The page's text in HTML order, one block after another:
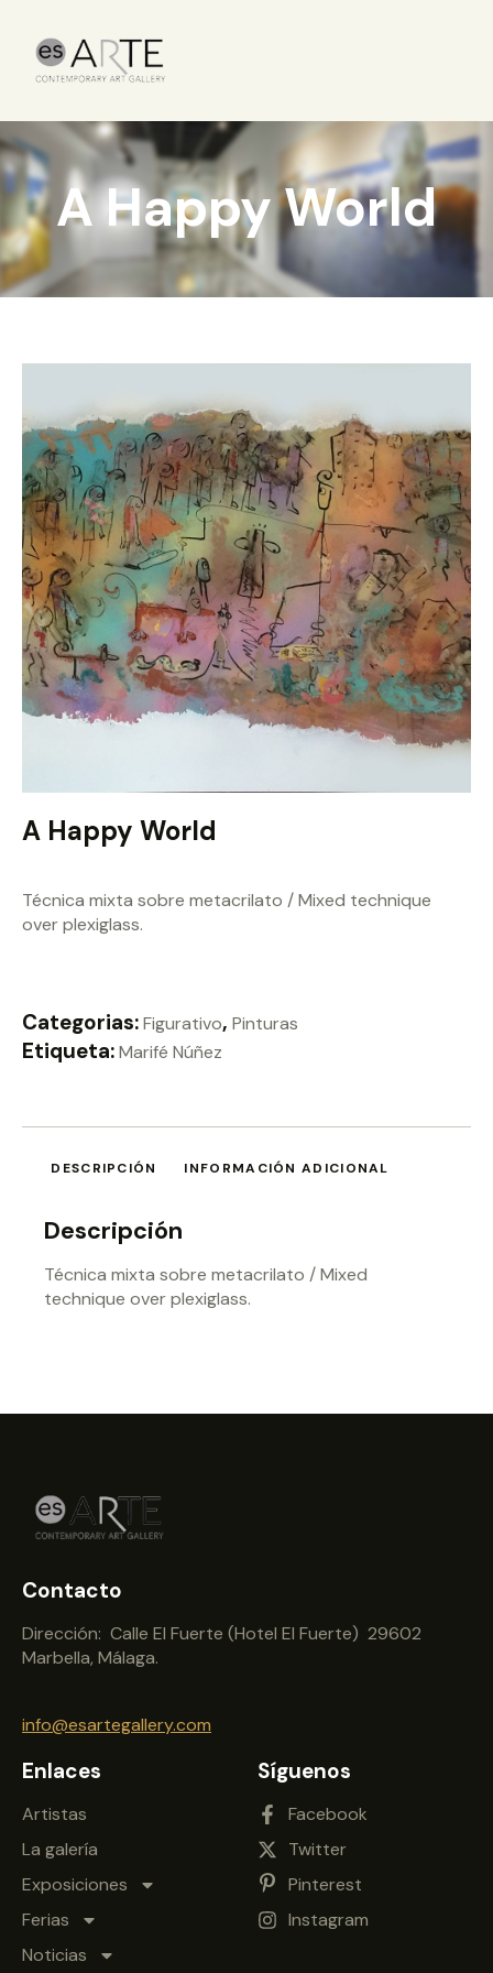
A Happy World
A Happy World
Técnica mixta sobre metacrilato / Mixed technique
over plexiglass.
Categorias:Figurativo, Pinturas
Etiqueta:Marifé Núñez
DESCRIPCIÓN INFORMACIÓN ADICIONAL
Descripción
Técnica mixta sobre metacrilato / Mixed
technique over plexiglass.
Contacto
Dirección: Calle El Fuerte (Hotel El Fuerte) 29602
Marbella, Málaga.
info@esartegallery.com
Enlaces
Artistas
La galería
Exposiciones
Ferias
Noticias
Síguenos
Facebook
Twitter
Pinterest
Instagram